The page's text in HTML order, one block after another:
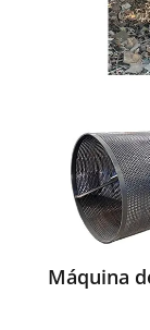
Máquina